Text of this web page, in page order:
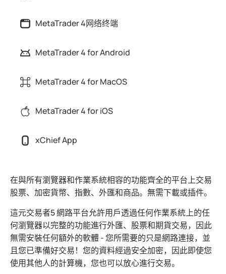
MetaTrader 4网络终端
MetaTrader 4 for Android
MetaTrader 4 for MacOS
MetaTrader 4 for iOS
xChief App
在與所有瀏覽器和作業系統相容的功能齊全的平台上交易
股票、加密貨幣、指數、外匯和商品。無需下載或插件。
這元交易者5 網路平台允許用戶透過任何作業系統上的任
何瀏覽器以完整的功能進行外匯、股票和期貨交易，因此
無需安裝任何額外的軟體 - 您所需要的只是網路連接，並
且您已準備好交易！您的資料經過安全加密，因此即使您
使用其他人的計算機，您也可以放心進行交易。